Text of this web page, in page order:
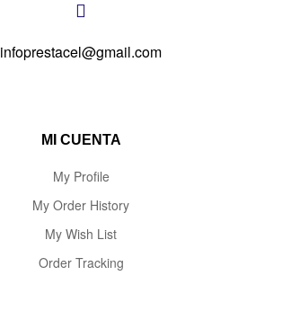
infoprestacel@gmail.com
MI CUENTA
My Profile
My Order History
My Wish List
Order Tracking